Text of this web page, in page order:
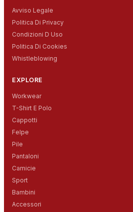
Avviso Legale
Politica Di Privacy
Condizioni D Uso
Politica Di Cookies
Whistleblowing
EXPLORE
Workwear
T-Shirt E Polo
Cappotti
Felpe
Pile
Pantaloni
Camicie
Sport
Bambini
Accessori